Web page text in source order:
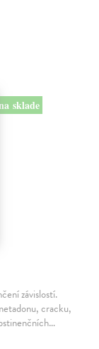
sklade
závislostí.
cracku,